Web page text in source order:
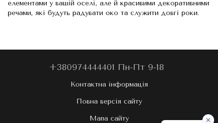
елементами у вашій оселі, але й красивими декоративними
речами, які будуть радувати око та служити довгі роки.
+380974444401 Пн-Пт 9-18
Контактна інформація
Повна версія сайту
Мапа сайту